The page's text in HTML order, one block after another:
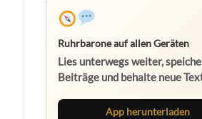
Ruhrbarone auf allen Geräten
Lies unterwegs weiter,
Beiträge und behalte neue
App herunterladen